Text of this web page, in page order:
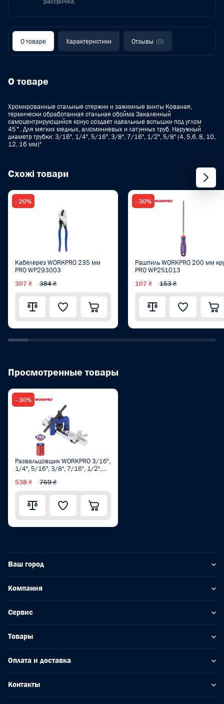
О товаре Характеристики Отзывы (0)
О товаре
Хромированные стальные стержни и зажимные винты Кованая,
термически обработанная стальная обойма Закаленный
самоцентрирующийся конус создает идеальные вспышки под углом
45°. Для мягких медных, алюминиевых и латунных труб. Наружный
диаметр трубки: 3/16", 1/4", 5/16", 3/8", 7/16", 1/2", 5/8" (4, 5,6, 8, 10,
12, 16 мм)"
Схожі товари
- 20%
Кабелерез WORKPRO 235 мм
PRO WP293003
307 ₴ 384 ₴
- 30%
Рашпиль WORKPRO 200 мм
PRO WP251013
107 ₴ 153 ₴
Просмотренные товары
- 30%
Развальцовщик WORKPRO 3/16",
1/4", 5/16", 3/8", 7/16", 1/2",
PRO WP303003
538 ₴ 769 ₴
Ваш город
Компания
Сервис
Товары
Оплата и доставка
Контакты